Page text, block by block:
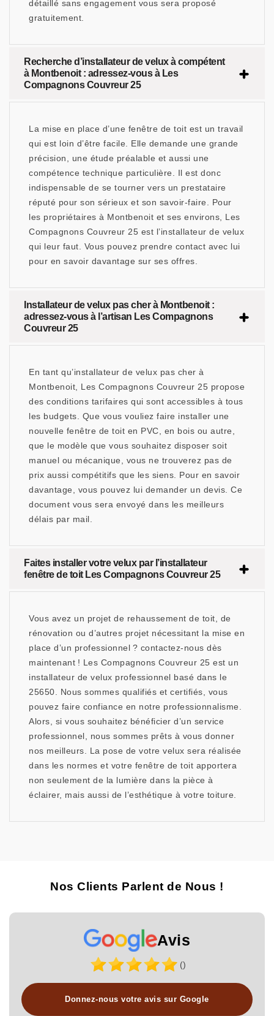
détaillé sans engagement vous sera proposé
gratuitement.
Recherche d’installateur de velux à compétent
à Montbenoit : adressez-vous à Les
Compagnons Couvreur 25
La mise en place d’une fenêtre de toit est un travail
qui est loin d’être facile. Elle demande une grande
précision, une étude préalable et aussi une
compétence technique particulière. Il est donc
indispensable de se tourner vers un prestataire
réputé pour son sérieux et son savoir-faire. Pour
les propriétaires à Montbenoit et ses environs, Les
Compagnons Couvreur 25 est l’installateur de velux
qui leur faut. Vous pouvez prendre contact avec lui
pour en savoir davantage sur ses offres.
Installateur de velux pas cher à Montbenoit :
adressez-vous à l’artisan Les Compagnons
Couvreur 25
En tant qu’installateur de velux pas cher à
Montbenoit, Les Compagnons Couvreur 25 propose
des conditions tarifaires qui sont accessibles à tous
les budgets. Que vous vouliez faire installer une
nouvelle fenêtre de toit en PVC, en bois ou autre,
que le modèle que vous souhaitez disposer soit
manuel ou mécanique, vous ne trouverez pas de
prix aussi compétitifs que les siens. Pour en savoir
davantage, vous pouvez lui demander un devis. Ce
document vous sera envoyé dans les meilleurs
délais par mail.
Faites installer votre velux par l’installateur
fenêtre de toit Les Compagnons Couvreur 25
Vous avez un projet de rehaussement de toit, de
rénovation ou d’autres projet nécessitant la mise en
place d’un professionnel ? contactez-nous dès
maintenant ! Les Compagnons Couvreur 25 est un
installateur de velux professionnel basé dans le
25650. Nous sommes qualifiés et certifiés, vous
pouvez faire confiance en notre professionnalisme.
Alors, si vous souhaitez bénéficier d’un service
professionnel, nous sommes prêts à vous donner
nos meilleurs. La pose de votre velux sera réalisée
dans les normes et votre fenêtre de toit apportera
non seulement de la lumière dans la pièce à
éclairer, mais aussi de l’esthétique à votre toiture.
Nos Clients Parlent de Nous !
Avis
()
Donnez-nous votre avis sur Google